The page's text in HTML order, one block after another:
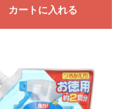
カートに入れる